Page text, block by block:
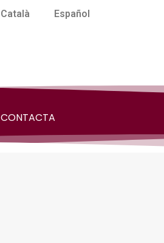
Català Español
CONTACTA